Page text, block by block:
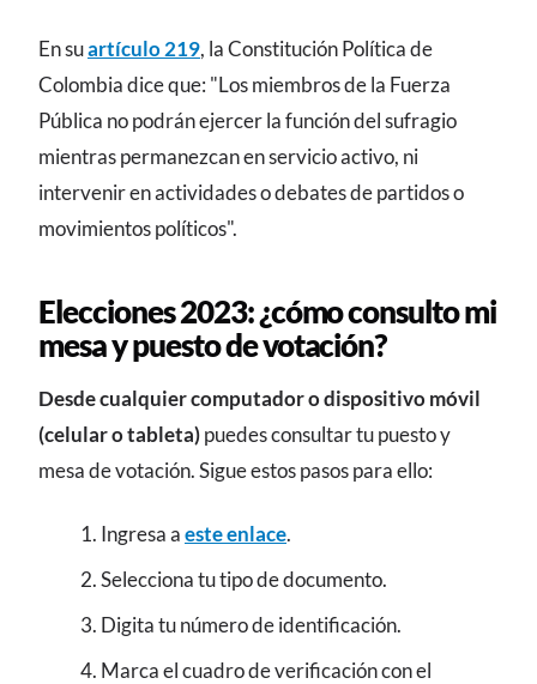
En suartículo 219, la Constitución Política de
Colombia dice que: "Los miembros de la Fuerza
Pública no podrán ejercer la función del sufragio
mientras permanezcan en servicio activo, ni
intervenir en actividades o debates de partidos o
movimientos políticos".
Elecciones 2023: ¿cómo consulto mi
mesa y puesto de votación?
Desde cualquier computador o dispositivo móvil
(celular o tableta)puedes consultar tu puesto y
mesa de votación. Sigue estos pasos para ello:
Ingresa aeste enlace.
Selecciona tu tipo de documento.
Digita tu número de identificación.
Marca el cuadro de verificación con el